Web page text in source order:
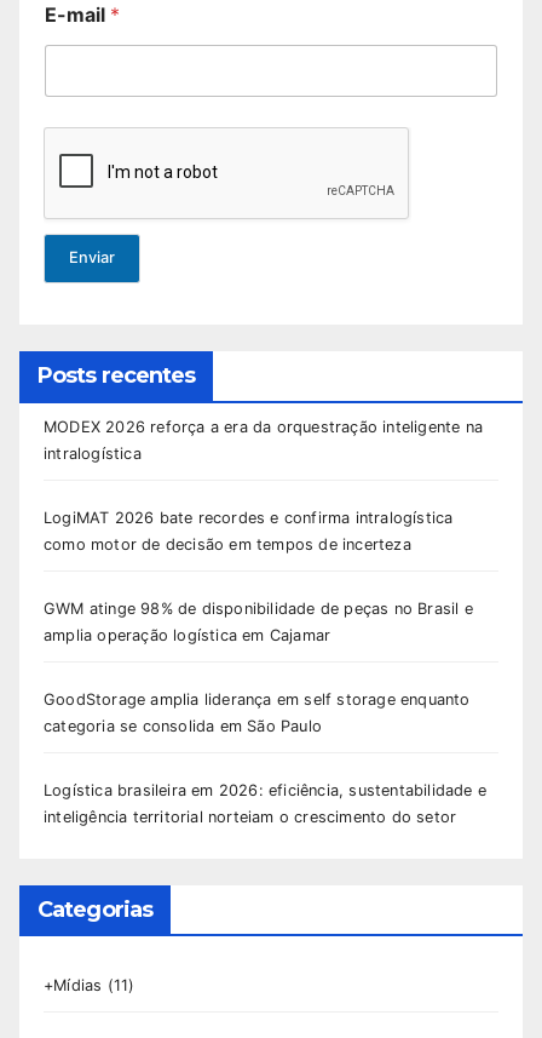
E-mail *
Enviar
Posts recentes
MODEX 2026 reforça a era da orquestração inteligente na
intralogística
LogiMAT 2026 bate recordes e confirma intralogística
como motor de decisão em tempos de incerteza
GWM atinge 98% de disponibilidade de peças no Brasil e
amplia operação logística em Cajamar
GoodStorage amplia liderança em self storage enquanto
categoria se consolida em São Paulo
Logística brasileira em 2026: eficiência, sustentabilidade e
inteligência territorial norteiam o crescimento do setor
Categorias
+Mídias (11)